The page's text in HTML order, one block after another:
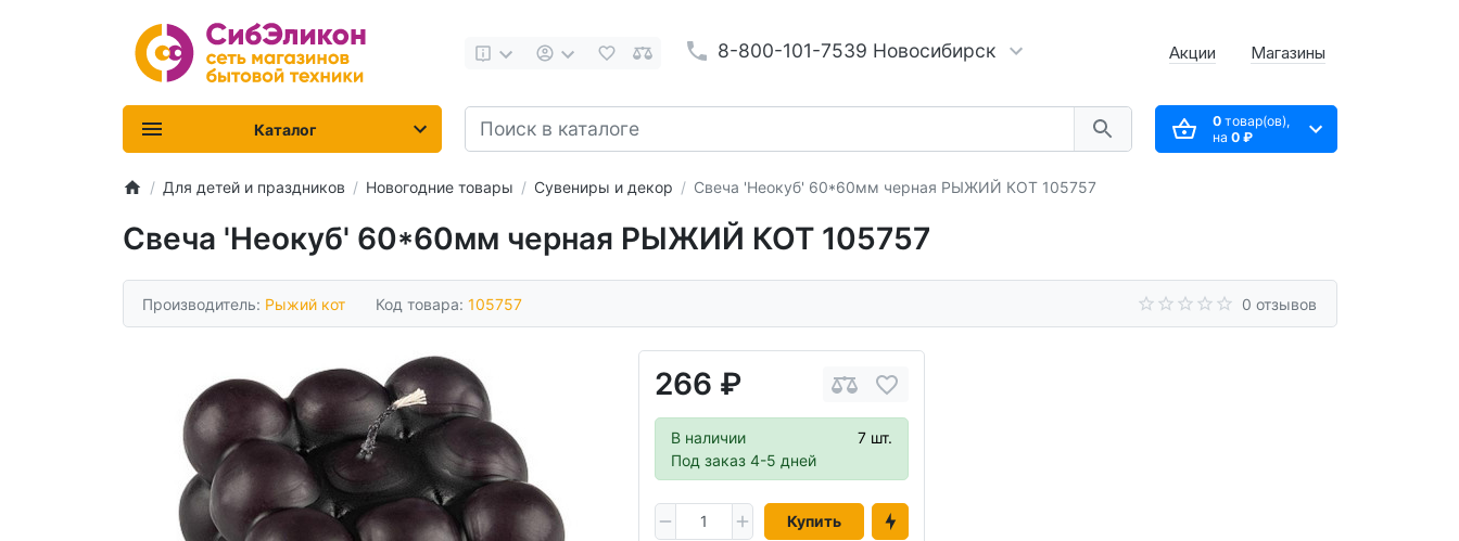
8-800-101-7539 Новосибирск Акции Магазины
0товар(ов),
на 0 ₽
Каталог
Для детей и праздников Новогодние товары Сувениры и декор Свеча 'Неокуб' 60*60мм черная РЫЖИЙ КОТ 105757
Свеча 'Неокуб' 60*60мм черная РЫЖИЙ КОТ 105757
Производитель: Рыжий кот Код товара: 105757 0 отзывов
266 ₽
В наличии
7 шт.
Под заказ 4-5 дней
Купить